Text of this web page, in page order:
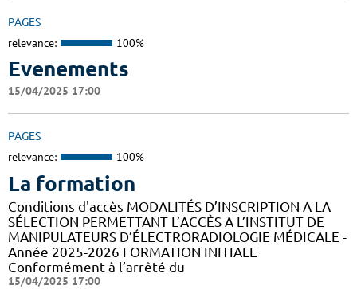
PAGES
relevance: 100%
Evenements
15/04/2025 17:00
PAGES
relevance: 100%
La formation
Conditions d'accès MODALITÉS D’INSCRIPTION A LA
SÉLECTION PERMETTANT L’ACCÈS A L’INSTITUT DE
MANIPULATEURS D’ÉLECTRORADIOLOGIE MÉDICALE -
Année 2025-2026 FORMATION INITIALE
Conformément à l’arrêté du
15/04/2025 17:00